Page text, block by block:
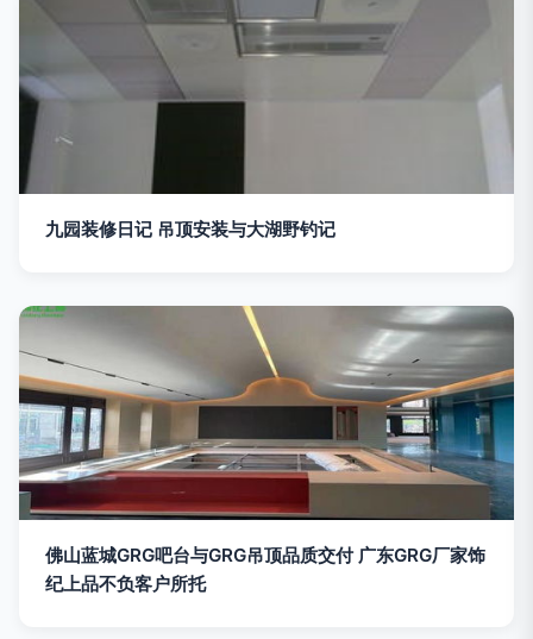
九园装修日记 吊顶安装与大湖野钓记
佛山蓝城GRG吧台与GRG吊顶品质交付 广东GRG厂家饰
纪上品不负客户所托